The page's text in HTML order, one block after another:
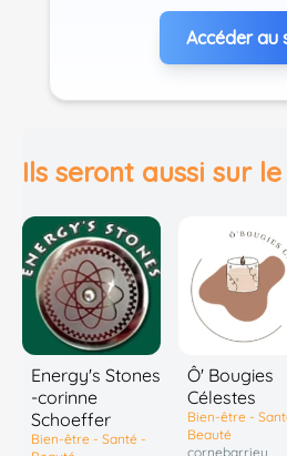
Accéder au
Ils seront aussi sur
Energy's Stones
-corinne
Schoeffer
Bien-être - Santé -
Ô' Bougies
Célestes
Bien-être -
Beauté
cornebarrieu